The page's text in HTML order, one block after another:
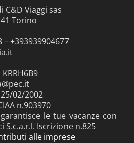
C&D Viaggi sas
Torino
– +393939904677
02/2002
n.903970
le tue vacanze con
S.c.a.r.l. Iscrizione n.825
alle imprese